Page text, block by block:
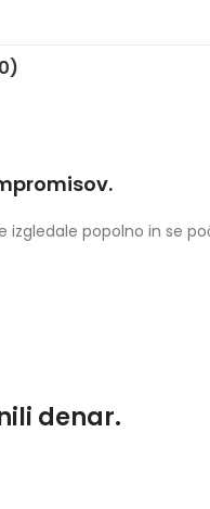
izgledale popolno in se
denar.